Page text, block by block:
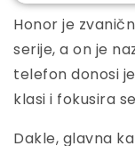
Honor je
serije, a on je
telefon donosi
klasi i fokusira
Dakle, glavna